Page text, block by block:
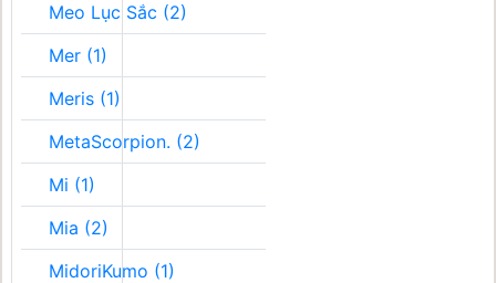
Meo Lục Sắc (2)
Mer (1)
Meris (1)
MetaScorpion. (2)
Mi (1)
Mia (2)
MidoriKumo (1)